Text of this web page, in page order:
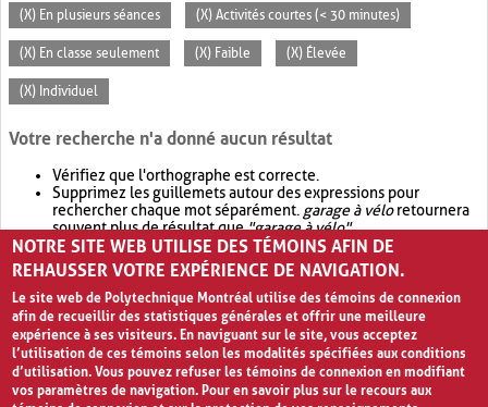
(X) En plusieurs séances (X) Activités courtes (< 30 minutes)
(X) En classe seulement (X) Faible (X) Élevée
(X) Individuel
Votre recherche n'a donné aucun résultat
Vérifiez que l'orthographe est correcte.
Supprimez les guillemets autour des expressions pour
rechercher chaque mot séparément. garage à véloretournera
souvent plus de résultat que"garage à vélo".
Envisagez d'élargir votre recherche avec OR.garage OR vélo
retournera souvent plus de résultat quegarage à vélo
NOTRE SITE WEB UTILISE DES TÉMOINS AFIN DE
REHAUSSER VOTRE EXPÉRIENCE DE NAVIGATION.
Le site web de Polytechnique Montréal utilise des témoins de connexion
afin de recueillir des statistiques générales et offrir une meilleure
expérience à ses visiteurs. En naviguant sur le site, vous acceptez
l’utilisation de ces témoins selon les modalités spécifiées aux conditions
d’utilisation. Vous pouvez refuser les témoins de connexion en modifiant
vos paramètres de navigation. Pour en savoir plus sur le recours aux